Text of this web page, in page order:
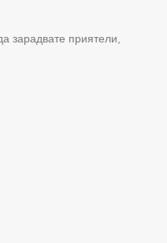
зарадвате приятели,